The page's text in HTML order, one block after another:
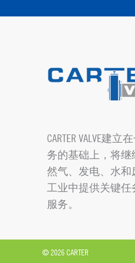
CARTER VALVE建
务的基础上，将继
然气、发电、水和
工业中提供关键
服务。
© 2026 CARTER